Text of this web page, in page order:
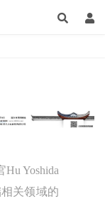
Yoshida
关领域的